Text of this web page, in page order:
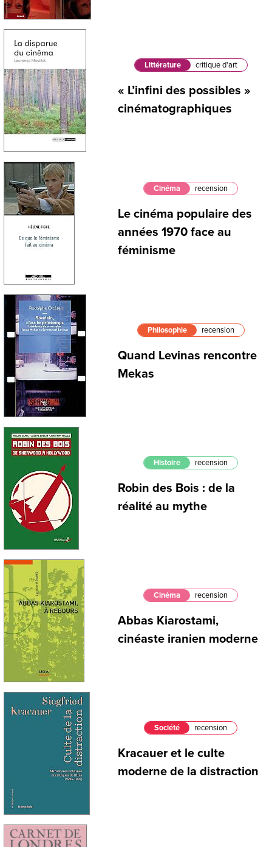
Littérature critique d'art
« L’infini des possibles »
cinématographiques
Cinéma recension
Le cinéma populaire des
années 1970 face au
féminisme
Philosophie recension
Quand Levinas rencontre
Mekas
Histoire recension
Robin des Bois : de la
réalité au mythe
Cinéma recension
Abbas Kiarostami,
cinéaste iranien moderne
Société recension
Kracauer et le culte
moderne de la distraction